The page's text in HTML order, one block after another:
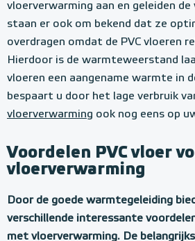
vloerverwarming aan en geleiden
staan er ook om bekend dat ze
overdragen omdat de PVC vloeren
Hierdoor is de warmteweerstand
vloeren een aangename warmte in
bespaart u door het lage verbruik
vloerverwarming ook nog eens op
Voordelen PVC vloer
vloerverwarming
Door de goede warmtegeleiding
verschillende interessante
met vloerverwarming. De